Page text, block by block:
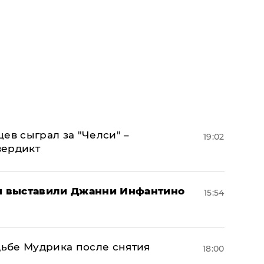
сыграл за "Челси" –
19:02
Джанни Инфантино 15:54
Мудрика после снятия 18:00